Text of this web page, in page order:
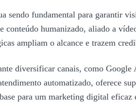
sendo fundamental para garantir
humanizado, aliado a
ampliam o alcance e trazem
diversificar canais, como Google
automatizado, oferece
para um marketing digital eficaz